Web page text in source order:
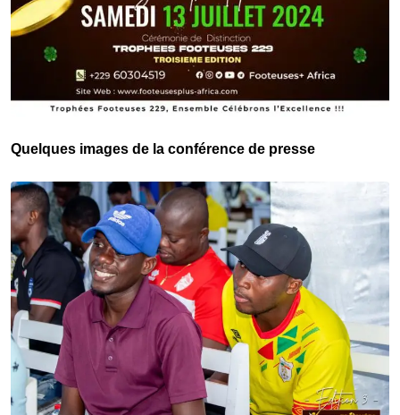
Quelques images de la conférence de presse